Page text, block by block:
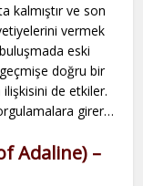
kalmıştır ve son
vermek
eski
doğru bir
ilişkisini de etkiler.
girer…
Adaline) –